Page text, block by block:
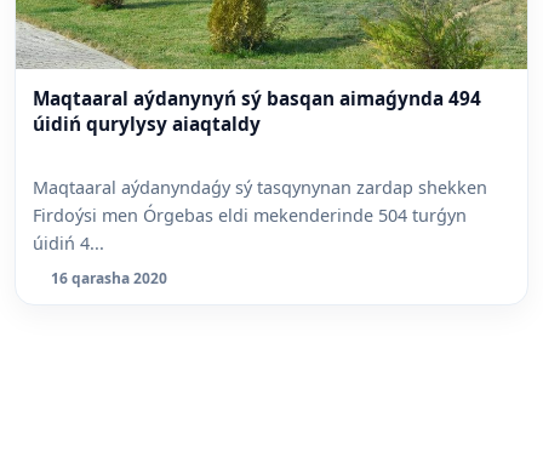
Maqtaaral aýdanynyń sý basqan aimaǵynda 494
úidiń qurylysy aiaqtaldy
Maqtaaral aýdanyndaǵy sý tasqynynan zardap shekken
Firdoýsi men Órgebas eldi mekenderinde 504 turǵyn
úidiń 4...
16 qarasha 2020